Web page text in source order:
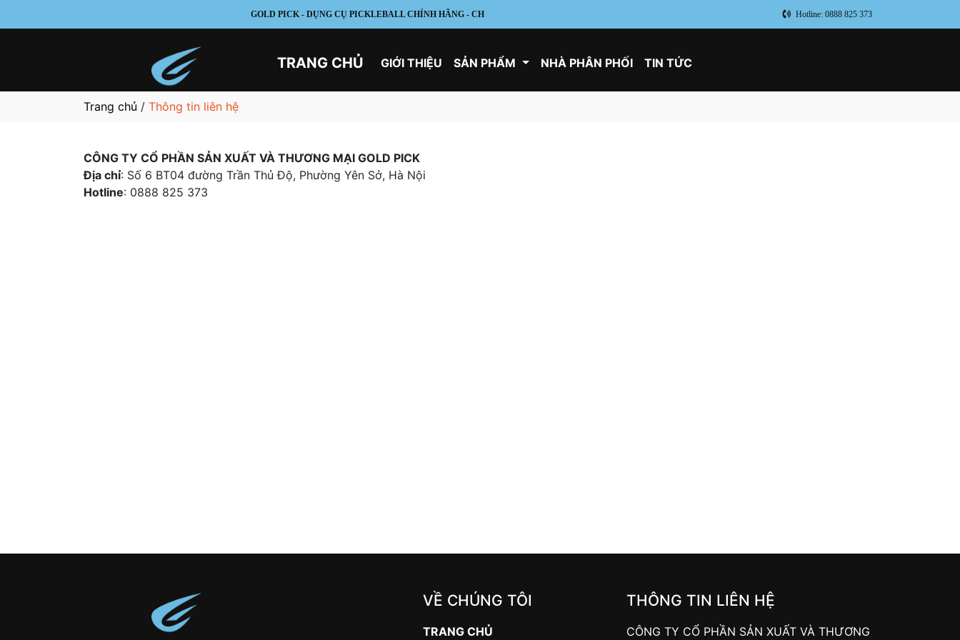
GOLD PICK - DỤNG CỤ PICKLEBALL CHÍNH HÃNG - CHẤT LƯỢNG - GIÁ TỐT Hotline: 0888 825 373
TRANG CHỦ GIỚI THIỆU SẢN PHẨM NHÀ PHÂN PHỐI TIN TỨC
Trang chủ / Thông tin liên hệ
CÔNG TY CỔ PHẦN SẢN XUẤT VÀ THƯƠNG MẠI GOLD PICK
Địa chỉ: Số 6 BT04 đường Trần Thủ Độ, Phường Yên Sở, Hà Nội
Hotline: 0888 825 373
VỀ CHÚNG TÔI
TRANG CHỦ
THÔNG TIN LIÊN HỆ
CÔNG TY CỔ PHẦN SẢN XUẤT VÀ THƯƠNG